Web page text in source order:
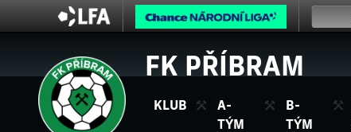
FK PŘÍBRAM
KLUB
A-
TÝM
B-
TÝM